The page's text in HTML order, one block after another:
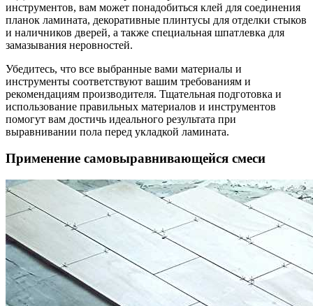
инструментов, вам может понадобиться клей для соединения
планок ламината, декоративные плинтусы для отделки стыков
и наличников дверей, а также специальная шпатлевка для
замазывания неровностей.
Убедитесь, что все выбранные вами материалы и
инструменты соответствуют вашим требованиям и
рекомендациям производителя. Тщательная подготовка и
использование правильных материалов и инструментов
помогут вам достичь идеального результата при
выравнивании пола перед укладкой ламината.
Применение самовыравнивающейся смеси